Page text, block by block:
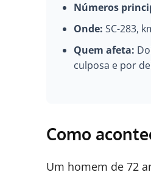
Números
Onde: SC-283,
Quem afeta:
culposa e por
Como
Um homem de 72